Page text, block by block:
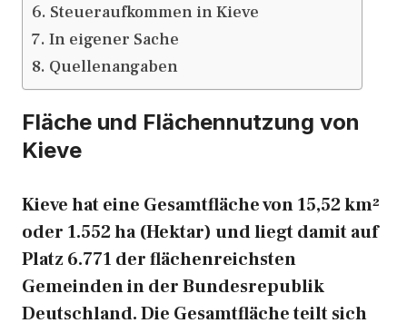
Steueraufkommen in Kieve
In eigener Sache
Quellenangaben
Fläche und Flächennutzung von
Kieve
Kieve hat eine Gesamtfläche von 15,52 km²
oder 1.552 ha (Hektar) und liegt damit auf
Platz 6.771 der flächenreichsten
Gemeinden in der Bundesrepublik
Deutschland. Die Gesamtfläche teilt sich